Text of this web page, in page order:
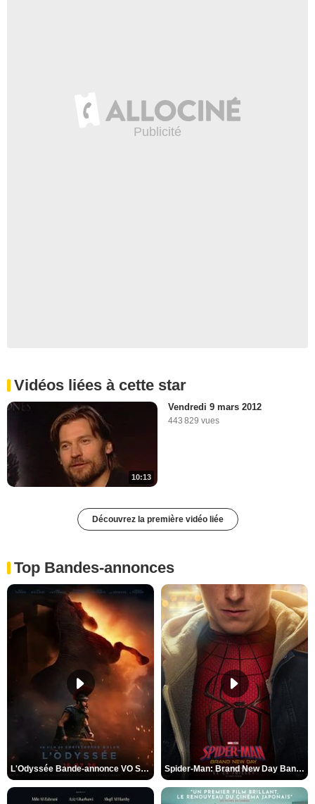
Vidéos liées à cette star
10:13
Vendredi 9 mars 2012
443 829 vues
Découvrez la première vidéo liée
Top Bandes-annonces
L'Odyssée Bande-annonce VO STFR Spider-Man: Brand New Day Bande-annonce VO STFR